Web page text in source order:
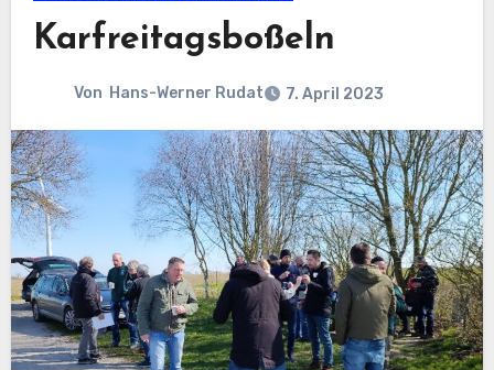
Karfreitagsboßeln
Von Hans-Werner Rudat 7. April 2023